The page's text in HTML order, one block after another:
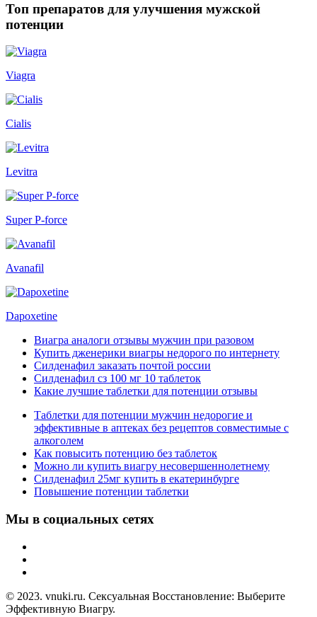
Топ препаратов для улучшения мужской
потенции
Viagra
Cialis
Levitra
Super P-force
Avanafil
Dapoxetine
Виагра аналоги отзывы мужчин при разовом
Купить дженерики виагры недорого по интернету
Силденафил заказать почтой россии
Силденафил сз 100 мг 10 таблеток
Какие лучшие таблетки для потенции отзывы
Таблетки для потенции мужчин недорогие и
эффективные в аптеках без рецептов совместимые с
алкоголем
Как повысить потенцию без таблеток
Можно ли купить виагру несовершеннолетнему
Силденафил 25мг купить в екатеринбурге
Повышение потенции таблетки
Мы в социальных сетях
© 2023. vnuki.ru. Сексуальная Восстановление: Выберите
Эффективную Виагру.